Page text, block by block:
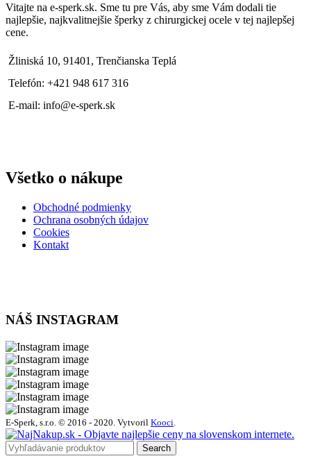
Vitajte na e-sperk.sk. Sme tu pre Vás, aby sme Vám dodali tie
najlepšie, najkvalitnejšie šperky z chirurgickej ocele v tej najlepšej
cene.
Žliniská 10, 91401, Trenčianska Teplá
Telefón: +421 948 617 316
E-mail: info@e-sperk.sk
Všetko o nákupe
Obchodné podmienky
Ochrana osobných údajov
Cookies
Kontakt
NÁŠ INSTAGRAM
E-Sperk, s.r.o. © 2016 - 2020. Vytvoril Kooci.
Search